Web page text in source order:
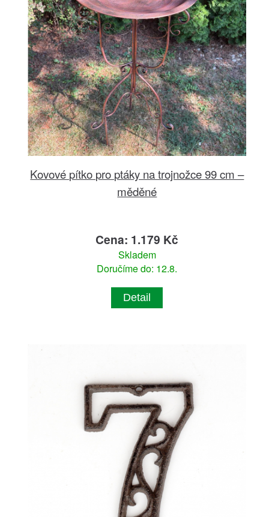
Kovové pítko pro ptáky na trojnožce 99 cm –
měděné
Cena: 1.179 Kč
Skladem
Doručíme do: 12.8.
Detail